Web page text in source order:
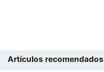
Artículos recomendados